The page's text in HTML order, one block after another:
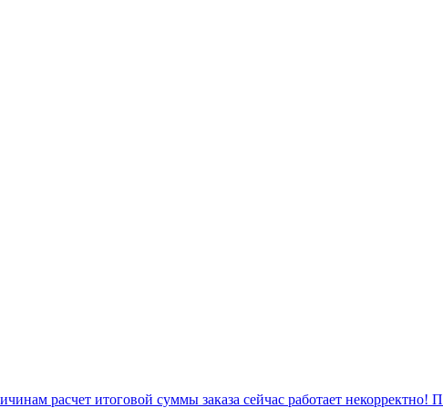
расчет итоговой суммы заказа сейчас работает